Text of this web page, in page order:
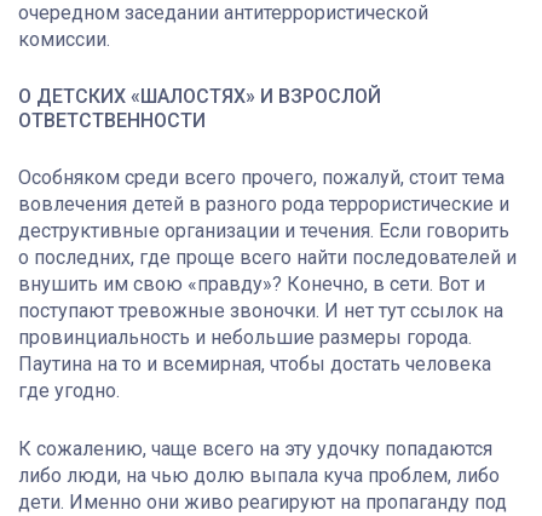
очередном заседании антитеррористической
комиссии.
О ДЕТСКИХ «ШАЛОСТЯХ» И ВЗРОСЛОЙ
ОТВЕТСТВЕННОСТИ
Особняком среди всего прочего, пожалуй, стоит тема
вовлечения детей в разного рода террористические и
деструктивные организации и течения. Если говорить
о последних, где проще всего найти последователей и
внушить им свою «правду»? Конечно, в сети. Вот и
поступают тревожные звоночки. И нет тут ссылок на
провинциальность и небольшие размеры города.
Паутина на то и всемирная, чтобы достать человека
где угодно.
К сожалению, чаще всего на эту удочку попадаются
либо люди, на чью долю выпала куча проблем, либо
дети. Именно они живо реагируют на пропаганду под